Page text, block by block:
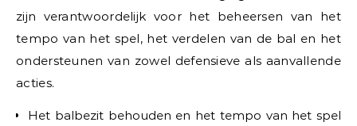
zijn verantwoordelijk voor het beheersen van het
tempo van het spel, het verdelen van de bal en het
ondersteunen van zowel defensieve als aanvallende
acties.
Het balbezit behouden en het tempo van het spel